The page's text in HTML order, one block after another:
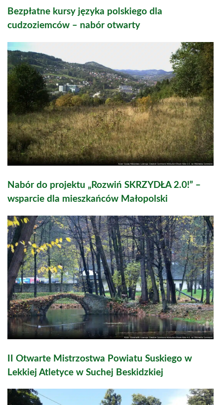
Bezpłatne kursy języka polskiego dla
cudzoziemców – nabór otwarty
Nabór do projektu „Rozwiń SKRZYDŁA 2.0!” –
wsparcie dla mieszkańców Małopolski
II Otwarte Mistrzostwa Powiatu Suskiego w
Lekkiej Atletyce w Suchej Beskidzkiej